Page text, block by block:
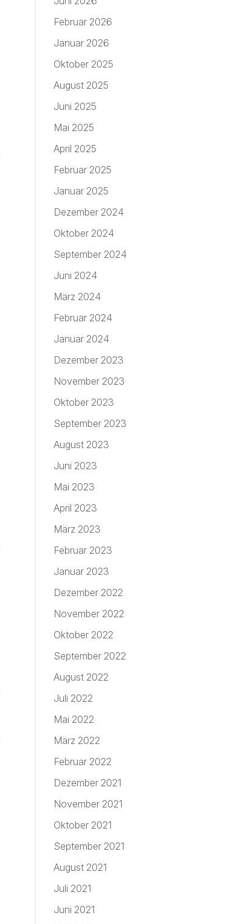
Februar 2026
Januar 2026
Oktober 2025
August 2025
Juni 2025
Mai 2025
April 2025
Februar 2025
Januar 2025
Dezember 2024
Oktober 2024
September 2024
Juni 2024
März 2024
Februar 2024
Januar 2024
Dezember 2023
November 2023
Oktober 2023
September 2023
August 2023
Juni 2023
Mai 2023
April 2023
März 2023
Februar 2023
Januar 2023
Dezember 2022
November 2022
Oktober 2022
September 2022
August 2022
Juli 2022
Mai 2022
März 2022
Februar 2022
Dezember 2021
November 2021
Oktober 2021
September 2021
August 2021
Juli 2021
Juni 2021